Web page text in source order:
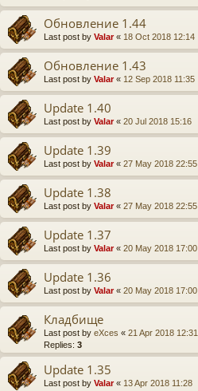
Обновление 1.44
Last post by Valar« 18 Oct 2018 12:14
Обновление 1.43
Last post by Valar« 12 Sep 2018 11:35
Update 1.40
Last post by Valar« 20 Jul 2018 15:16
Update 1.39
Last post by Valar« 27 May 2018 22:55
Update 1.38
Last post by Valar« 27 May 2018 22:55
Update 1.37
Last post by Valar« 20 May 2018 17:00
Update 1.36
Last post by Valar« 20 May 2018 17:00
Кладбище
Last post by eXces « 21 Apr 2018 12:31
Replies: 3
Update 1.35
Last post by Valar« 13 Apr 2018 11:28